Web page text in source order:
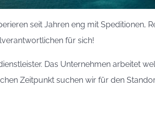
seit Jahren eng mit Speditionen,
für sich!
Das Unternehmen arbeitet
Zeitpunkt suchen wir für den